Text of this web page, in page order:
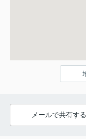
メールで共有する